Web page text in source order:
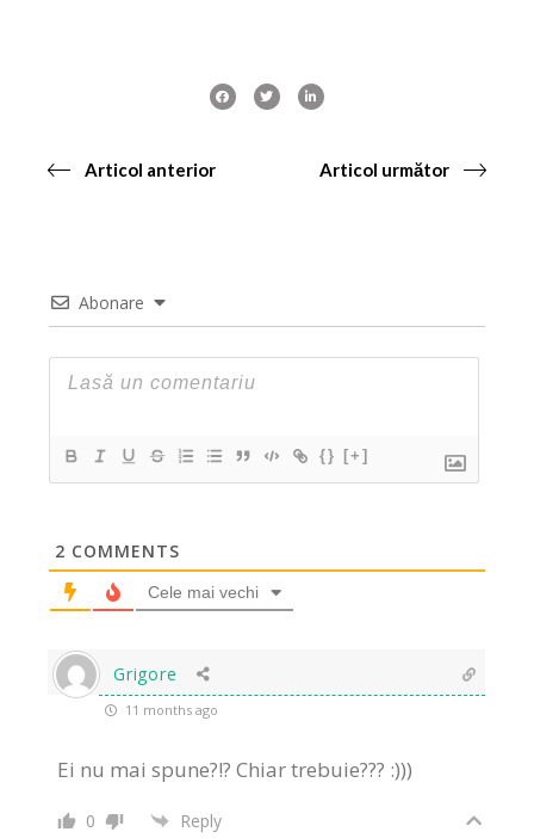
Articol anterior Articol următor
Abonare
{} [+]
2 COMMENTS
Cele mai vechi
Grigore
11 months ago
Ei nu mai spune?!? Chiar trebuie??? :)))
0 Reply